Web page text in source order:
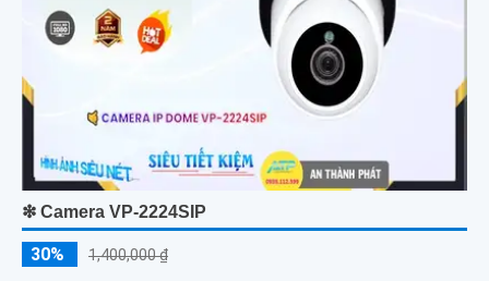
❇ Camera VP-2224SIP
30% 1,400,000 ₫